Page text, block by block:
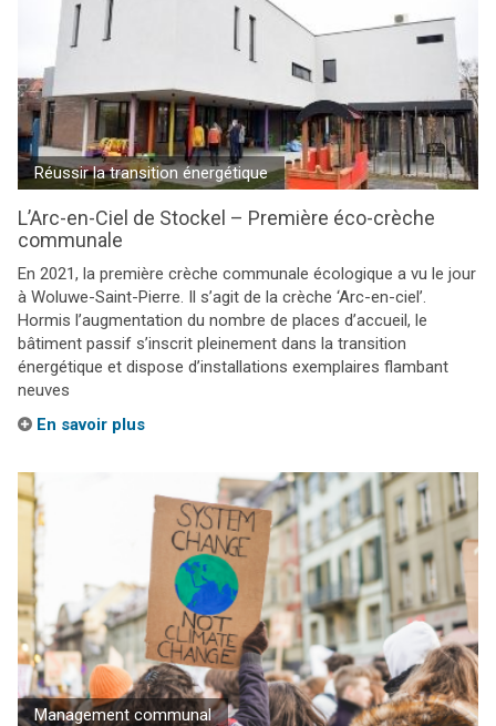
Réussir la transition énergétique
L’Arc-en-Ciel de Stockel – Première éco-crèche
communale
En 2021, la première crèche communale écologique a vu le jour
à Woluwe-Saint-Pierre. Il s’agit de la crèche ‘Arc-en-ciel’.
Hormis l’augmentation du nombre de places d’accueil, le
bâtiment passif s’inscrit pleinement dans la transition
énergétique et dispose d’installations exemplaires flambant
neuves
En savoir plus
Management communal